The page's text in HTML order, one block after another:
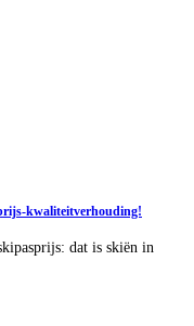
kwaliteitverhouding!
dat is skiën in